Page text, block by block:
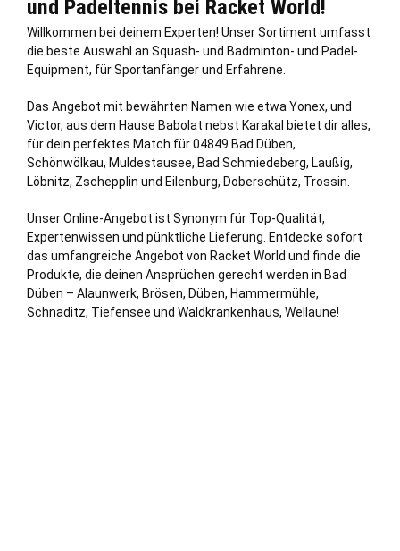
und Padeltennis bei Racket World!
Willkommen bei deinem Experten! Unser Sortiment umfasst
die beste Auswahl an Squash- und Badminton- und Padel-
Equipment, für Sportanfänger und Erfahrene.
Das Angebot mit bewährten Namen wie etwa Yonex, und
Victor, aus dem Hause Babolat nebst Karakal bietet dir alles,
für dein perfektes Match für 04849 Bad Düben,
Schönwölkau, Muldestausee, Bad Schmiedeberg, Laußig,
Löbnitz, Zschepplin und Eilenburg, Doberschütz, Trossin.
Unser Online-Angebot ist Synonym für Top-Qualität,
Expertenwissen und pünktliche Lieferung. Entdecke sofort
das umfangreiche Angebot von Racket World und finde die
Produkte, die deinen Ansprüchen gerecht werden in Bad
Düben – Alaunwerk, Brösen, Düben, Hammermühle,
Schnaditz, Tiefensee und Waldkrankenhaus, Wellaune!